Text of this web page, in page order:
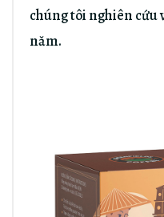
chúng tôi nghiên cứu
năm.